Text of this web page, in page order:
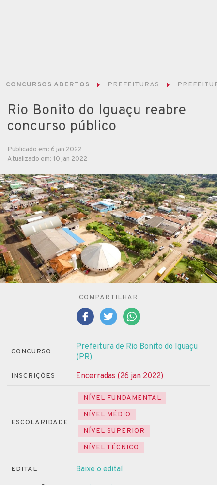
CONCURSOS ABERTOS PREFEITURAS
Rio Bonito do Iguaçu reabre
concurso público
Publicado em: 6 jan 2022
Atualizado em: 10 jan 2022
COMPARTILHAR
CONCURSO
Prefeitura de Rio Bonito do Iguaçu
(PR)
INSCRIÇÕES Encerradas (26 jan 2022)
ESCOLARIDADE
NÍVEL FUNDAMENTAL
NÍVEL MÉDIO
NÍVEL SUPERIOR
NÍVEL TÉCNICO
EDITAL Baixe o edital